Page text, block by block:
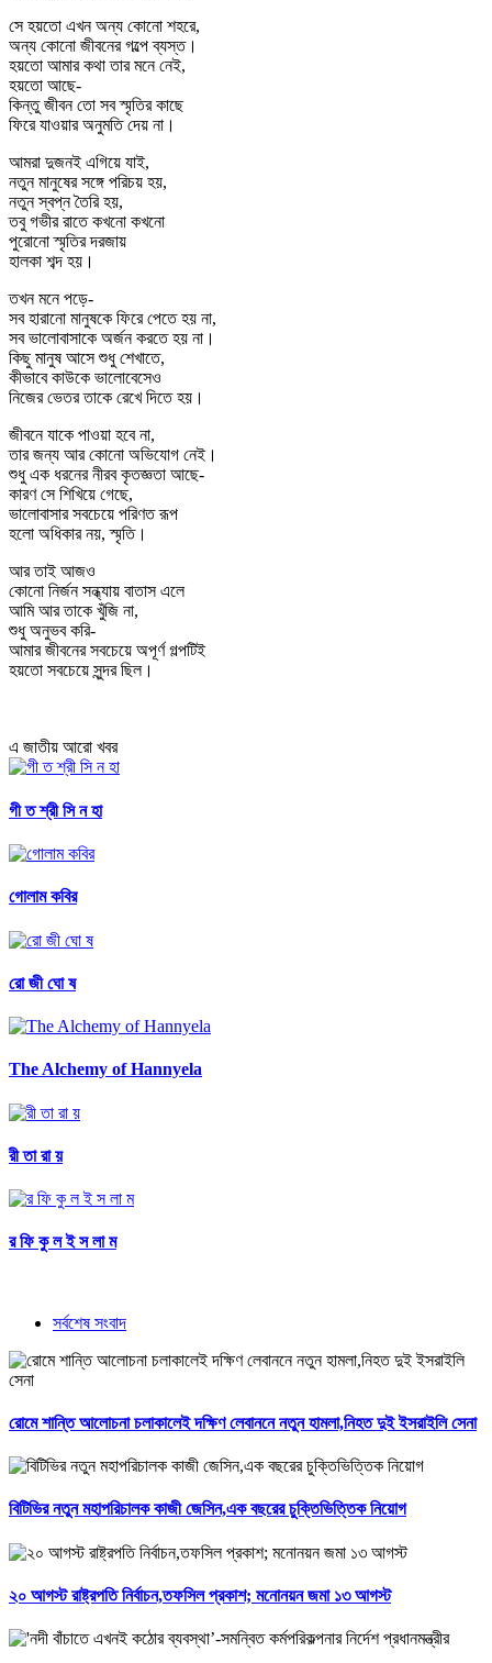
সে হয়তো এখন অন্য কোনো শহরে,
অন্য কোনো জীবনের গল্পে ব্যস্ত।
হয়তো আমার কথা তার মনে নেই,
হয়তো আছে-
কিন্তু জীবন তো সব স্মৃতির কাছে
ফিরে যাওয়ার অনুমতি দেয় না।
আমরা দুজনই এগিয়ে যাই,
নতুন মানুষের সঙ্গে পরিচয় হয়,
নতুন স্বপ্ন তৈরি হয়,
তবু গভীর রাতে কখনো কখনো
পুরোনো স্মৃতির দরজায়
হালকা শব্দ হয়।
তখন মনে পড়ে-
সব হারানো মানুষকে ফিরে পেতে হয় না,
সব ভালোবাসাকে অর্জন করতে হয় না।
কিছু মানুষ আসে শুধু শেখাতে,
কীভাবে কাউকে ভালোবেসেও
নিজের ভেতর তাকে রেখে দিতে হয়।
জীবনে যাকে পাওয়া হবে না,
তার জন্য আর কোনো অভিযোগ নেই।
শুধু এক ধরনের নীরব কৃতজ্ঞতা আছে-
কারণ সে শিখিয়ে গেছে,
ভালোবাসার সবচেয়ে পরিণত রূপ
হলো অধিকার নয়, স্মৃতি।
আর তাই আজও
কোনো নির্জন সন্ধ্যায় বাতাস এলে
আমি আর তাকে খুঁজি না,
শুধু অনুভব করি-
আমার জীবনের সবচেয়ে অপূর্ণ গল্পটিই
হয়তো সবচেয়ে সুন্দর ছিল।
এ জাতীয় আরো খবর
গী ত শ্রী সি ন হা
গোলাম কবির
রো জী ঘো ষ
The Alchemy of Hannyela
রী তা রা য়
র ফি কু ল ই স লা ম
সর্বশেষ সংবাদ
রোমে শান্তি আলোচনা চলাকালেই দক্ষিণ লেবাননে নতুন হামলা,নিহত দুই ইসরাইলি সেনা
বিটিভির নতুন মহাপরিচালক কাজী জেসিন,এক বছরের চুক্তিভিত্তিক নিয়োগ
২০ আগস্ট রাষ্ট্রপতি নির্বাচন,তফসিল প্রকাশ; মনোনয়ন জমা ১৩ আগস্ট